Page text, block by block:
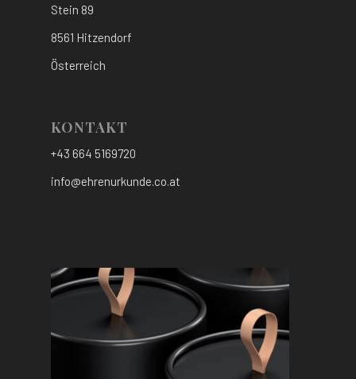
Stein 89
8561 Hitzendorf
Österreich
KONTAKT
+43 664 5169720
info@ehrenurkunde.co.at